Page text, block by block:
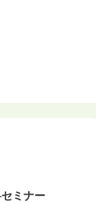
セミナー